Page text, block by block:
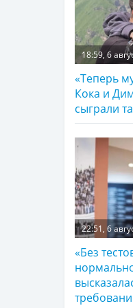
18:59, 6
«Теперь
Кока и
сыграли
22:51, 6
«Без